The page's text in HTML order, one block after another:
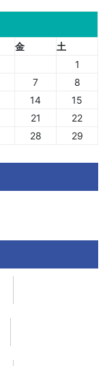
金
土
1
7
8
14
15
21
22
28
29